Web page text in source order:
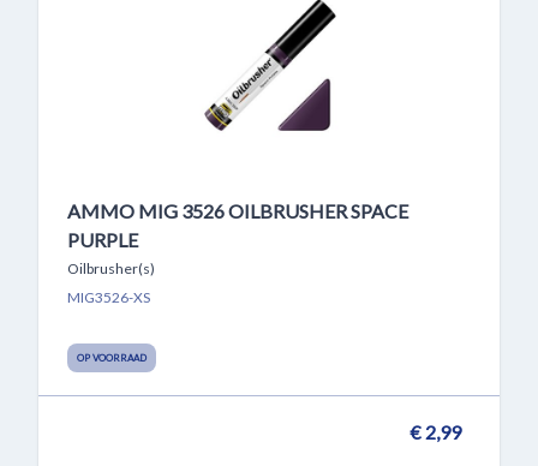
AMMO MIG 3526 OILBRUSHER SPACE
PURPLE
Oilbrusher(s)
MIG3526-XS
OP VOORRAAD
€ 2,99